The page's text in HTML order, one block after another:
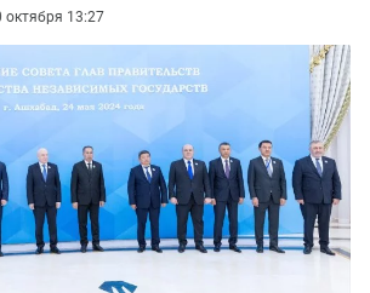
октября 13:27